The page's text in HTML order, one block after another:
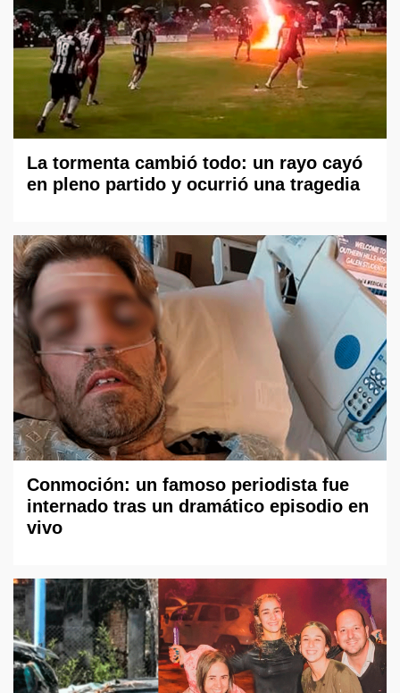
La tormenta cambió todo: un rayo cayó
en pleno partido y ocurrió una tragedia
Conmoción: un famoso periodista fue
internado tras un dramático episodio en
vivo